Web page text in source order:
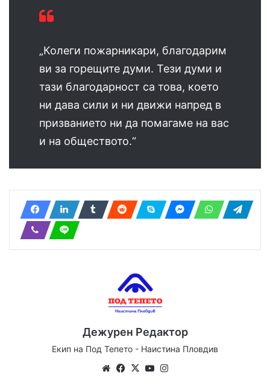
„Колеги пожарникари, благодарим
ви за горещите думи. Тези думи и
тази благодарност са това, което
ни дава сили и ни движи напред в
призванието ни да помагаме на вас
и на обществото.“
Дежурен Редактор
Екип на Под Тепето - Наистина Пловдив
WebsiteFacebook
X YouTube